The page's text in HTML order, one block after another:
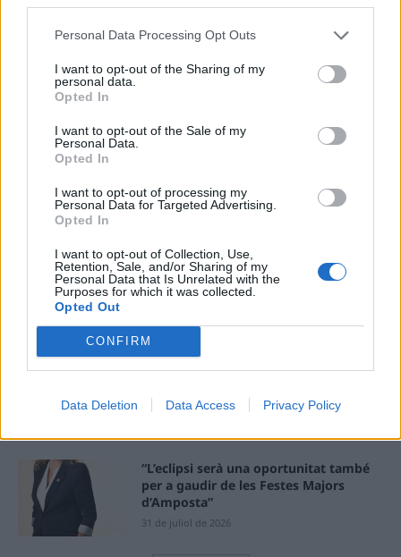
Personal Data Processing Opt Outs
I want to opt-out of the Sharing of my
personal data.
Opted In
I want to opt-out of the Sale of my
Personal Data.
Opted In
I want to opt-out of processing my
Personal Data for Targeted Advertising.
Opted In
I want to opt-out of Collection, Use,
Retention, Sale, and/or Sharing of my
Personal Data that Is Unrelated with the
Purposes for which it was collected.
Opted Out
CONFIRM
Data Deletion Data Access Privacy Policy
ÚLTIMES NOTÍCIES
L’Ajuntament de Tortosa amplia el
temperatures
7 d'agost de 2026
Amposta recupera les Cases del Castell
i culmina un projecte estratègic que
vincula patrimoni, turisme i
6 d'agost de 2026
40 peces a concurs
“L’eclipsi serà una oportunitat també
per a gaudir de les Festes Majors
d’Amposta”
31 de juliol de 2026